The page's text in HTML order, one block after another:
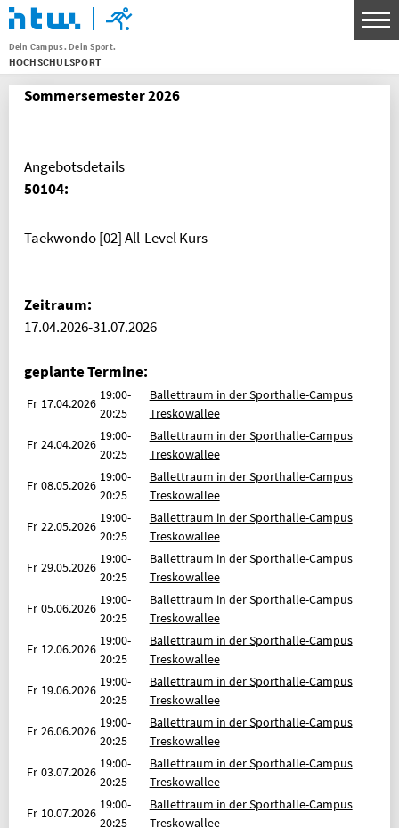
Dein Campus. Dein Sport.
HOCHSCHULSPORT
Menu
Sommersemester 2026
Angebotsdetails
50104:
Taekwondo [02] All-Level Kurs
Zeitraum:
17.04.2026-31.07.2026
geplante Termine:
Fr 17.04.2026
19:00-
20:25
Ballettraum in der Sporthalle-Campus
Treskowallee
Fr 24.04.2026
19:00-
20:25
Ballettraum in der Sporthalle-Campus
Treskowallee
Fr 08.05.2026
19:00-
20:25
Ballettraum in der Sporthalle-Campus
Treskowallee
Fr 22.05.2026
19:00-
20:25
Ballettraum in der Sporthalle-Campus
Treskowallee
Fr 29.05.2026
19:00-
20:25
Ballettraum in der Sporthalle-Campus
Treskowallee
Fr 05.06.2026
19:00-
20:25
Ballettraum in der Sporthalle-Campus
Treskowallee
Fr 12.06.2026
19:00-
20:25
Ballettraum in der Sporthalle-Campus
Treskowallee
Fr 19.06.2026
19:00-
20:25
Ballettraum in der Sporthalle-Campus
Treskowallee
Fr 26.06.2026
19:00-
20:25
Ballettraum in der Sporthalle-Campus
Treskowallee
Fr 03.07.2026
19:00-
20:25
Ballettraum in der Sporthalle-Campus
Treskowallee
Fr 10.07.2026
19:00-
20:25
Ballettraum in der Sporthalle-Campus
Treskowallee
THEMEN
UNSERE SPORTSTÄTTEN
HTW Berlin Hochschulsport
IBAN: DE30 1005 0000 0191 3783 80
BIC: BELADEBEXXX
Geldinstitut: Berliner Sparkasse
PARTNER
OLYMPIASTÜTZPUNKT BERLIN
ALLGEMEINER DEUTSCHER
HOCHSCHULSPORTVERBAND
INFORMATION IN ENGLISCH
REFUND REQUEST FORM [XLSX]
OVERVIEW OF FEES
FAQ (FREQUENTLY ASKED QUESTIONS)
BELIEBTE SEITEN
SPORTKURSE NACH ALPHABET
SPORTKURSE NACH KATEGORIEN
FRAGEN & ANTWORTEN